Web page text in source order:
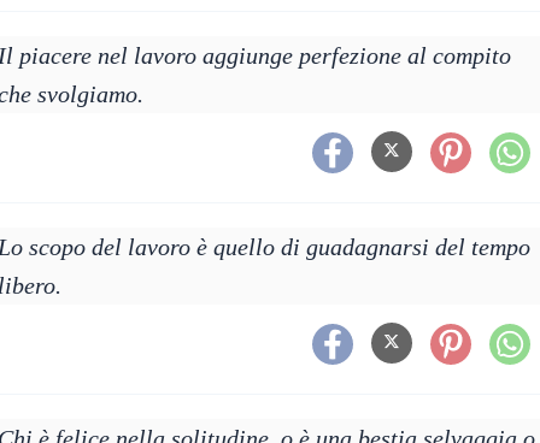
piacere nel lavoro aggiunge perfezione al compito
svolgiamo.
scopo del lavoro è quello di guadagnarsi del tempo